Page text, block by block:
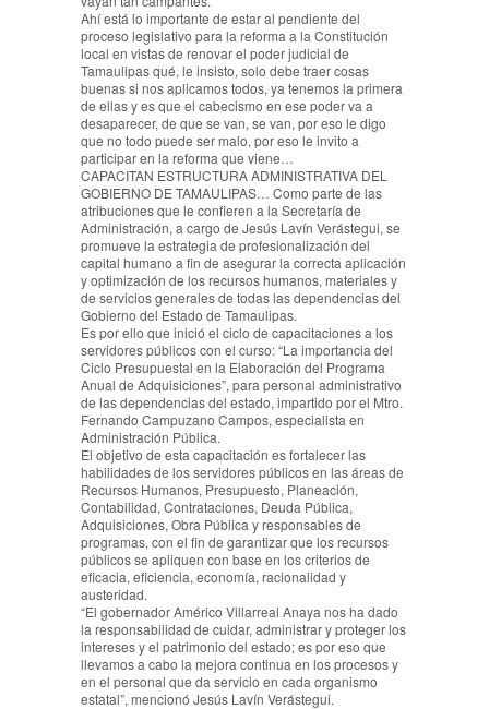
Ahí está lo importante de estar al pendiente del
proceso legislativo para la reforma a la Constitución
local en vistas de renovar el poder judicial de
Tamaulipas qué, le insisto, solo debe traer cosas
buenas si nos aplicamos todos, ya tenemos la primera
de ellas y es que el cabecismo en ese poder va a
desaparecer, de que se van, se van, por eso le digo
que no todo puede ser malo, por eso le invito a
participar en la reforma que viene…
CAPACITAN ESTRUCTURA ADMINISTRATIVA DEL
GOBIERNO DE TAMAULIPAS… Como parte de las
atribuciones que le confieren a la Secretaría de
Administración, a cargo de Jesús Lavín Verástegui, se
promueve la estrategia de profesionalización del
capital humano a fin de asegurar la correcta aplicación
y optimización de los recursos humanos, materiales y
de servicios generales de todas las dependencias del
Gobierno del Estado de Tamaulipas.
Es por ello que inició el ciclo de capacitaciones a los
servidores públicos con el curso: “La importancia del
Ciclo Presupuestal en la Elaboración del Programa
Anual de Adquisiciones”, para personal administrativo
de las dependencias del estado, impartido por el Mtro.
Fernando Campuzano Campos, especialista en
Administración Pública.
El objetivo de esta capacitación es fortalecer las
habilidades de los servidores públicos en las áreas de
Recursos Humanos, Presupuesto, Planeación,
Contabilidad, Contrataciones, Deuda Pública,
Adquisiciones, Obra Pública y responsables de
programas, con el fin de garantizar que los recursos
públicos se apliquen con base en los criterios de
eficacia, eficiencia, economía, racionalidad y
austeridad.
“El gobernador Américo Villarreal Anaya nos ha dado
la responsabilidad de cuidar, administrar y proteger los
intereses y el patrimonio del estado; es por eso que
llevamos a cabo la mejora continua en los procesos y
en el personal que da servicio en cada organismo
estatal”, mencionó Jesús Lavín Verástegui.